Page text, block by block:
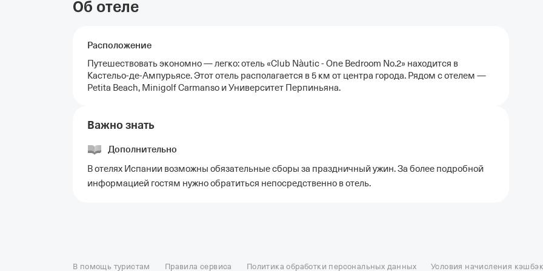
Об отеле
Расположение
Путешествовать экономно — легко: отель «Club Nàutic - One Bedroom No.2» находится в
Кастельо-де-Ампурьясе. Этот отель располагается в 5 км от центра города. Рядом с отелем —
Petita Beach, Minigolf Carmanso и Университет Перпиньяна.
Важно знать
Дополнительно
В отелях Испании возможны обязательные сборы за праздничный ужин. За более подробной
информацией гостям нужно обратиться непосредственно в отель.
Отель Космос в Москве
Отель Президент Отель Рэдиссон в Сочи Отель Гринвуд
В помощь туристам Правила сервиса Политика обработки персональных данных Условия начисления